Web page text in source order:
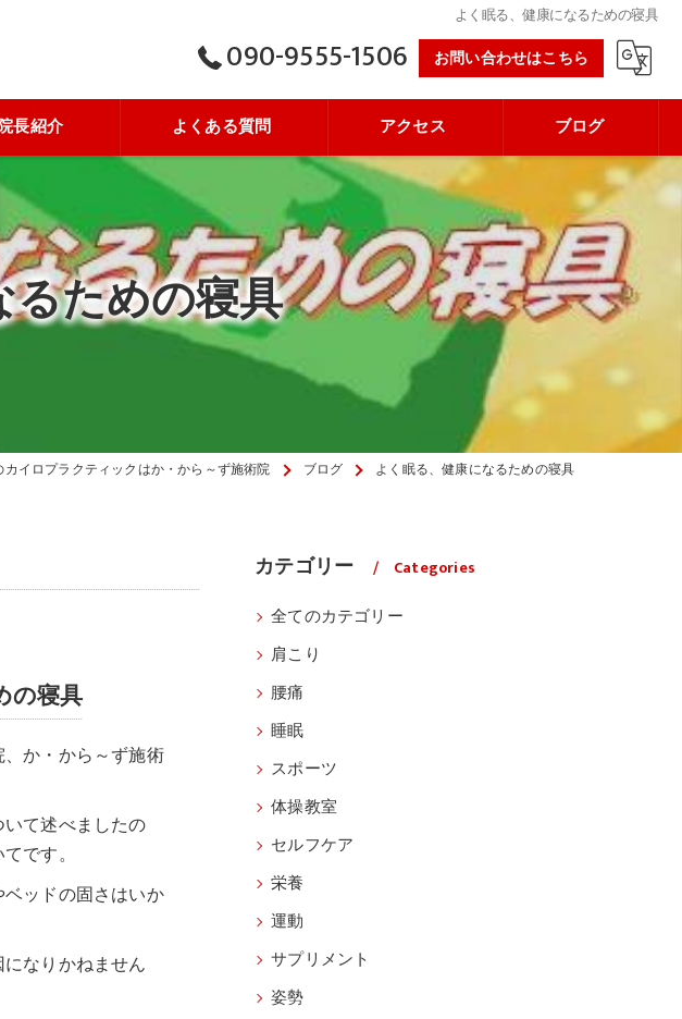
よく眠る、健康になるための寝具
090-9555-1506 お問い合わせはこちら
長紹介 よくある質問 アクセス ブログ
ための寝具
カイロプラクティックはか・から～ず施術院 ブログ よく眠る、健康になるための寝具
の寝具
か・から～ず施術
て述べましたの
です。
ッドの固さはいか
なりかねません
カテゴリー Categories
全てのカテゴリー
肩こり
腰痛
睡眠
スポーツ
体操教室
セルフケア
栄養
運動
サプリメント
姿勢